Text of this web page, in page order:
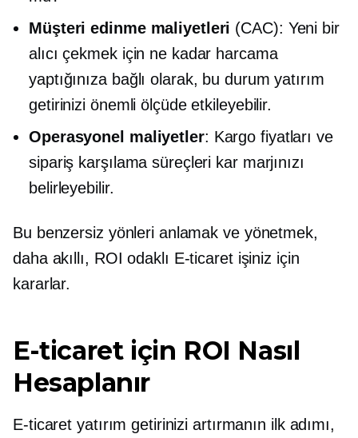
Müşteri edinme maliyetleri (CAC): Yeni bir
alıcı çekmek için ne kadar harcama
yaptığınıza bağlı olarak, bu durum yatırım
getirinizi önemli ölçüde etkileyebilir.
Operasyonel maliyetler: Kargo fiyatları ve
sipariş karşılama süreçleri kar marjınızı
belirleyebilir.
Bu benzersiz yönleri anlamak ve yönetmek,
daha akıllı, ROI odaklı E-ticaret işiniz için
kararlar.
E-ticaret için ROI Nasıl
Hesaplanır
E-ticaret yatırım getirinizi artırmanın ilk adımı,